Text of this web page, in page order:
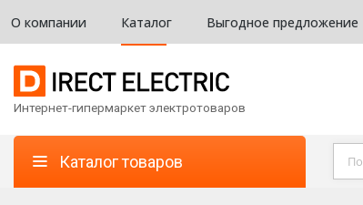
О компании Каталог Выгодное предложение
Интернет-гипермаркет электротоваров
Каталог товаров